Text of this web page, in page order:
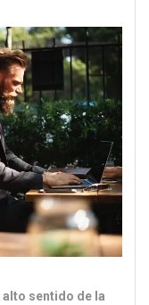
alto sentido de la